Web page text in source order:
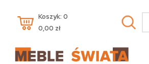
Koszyk: 0
0,00 zł